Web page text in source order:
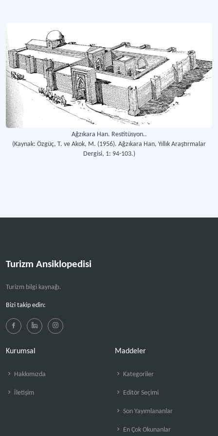
Ağzıkara Han. Restitüsyon..
(Kaynak: Özgüç, T. ve Akok, M. (1956). Ağzıkara Han, Yıllık Araştırmalar
Dergisi, 1: 94-103.)
Turizm Ansiklopedisi
Turizm bilgi kaynağı.
Bizi takip edin:
Kurumsal
Hakkımızda
İletişim
Maddeler
Kategoriler
Editör Seçimi
Son Yayımlananlar
En Çok Okunanlar